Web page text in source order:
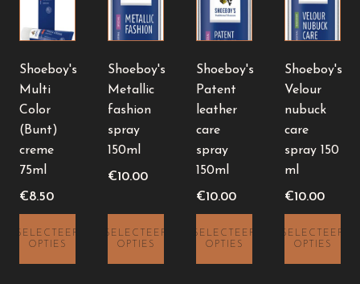
Shoeboy's
Multi
Color
(Bunt)
creme
75ml
€8.50
SELECTEER
OPTIES
Shoeboy's
Metallic
fashion
spray
150ml
€10.00
SELECTEER
OPTIES
Shoeboy's
Patent
leather
care
spray
150ml
€10.00
SELECTEER
OPTIES
Shoeboy's
Velour
nubuck
care
spray 150
ml
€10.00
SELECTEER
OPTIES